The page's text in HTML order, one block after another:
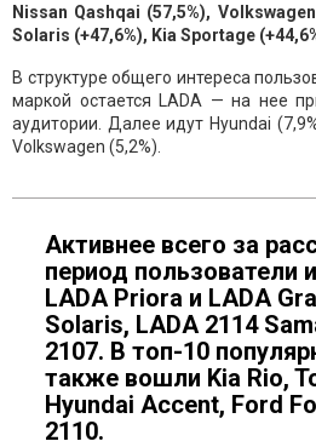
Nissan Qashqai (57,5%),
Solaris (+47,6%), Kia Sportage
В структуре общего интереса
маркой остается LADA — на нее
аудитории. Далее идут Hyundai
Volkswagen (5,2%).
Активнее всего за
период пользователи
LADA Priora и LADA
Solaris, LADA 2114
2107. В топ-10
также вошли Kia Rio,
Hyundai Accent, Ford
2110.